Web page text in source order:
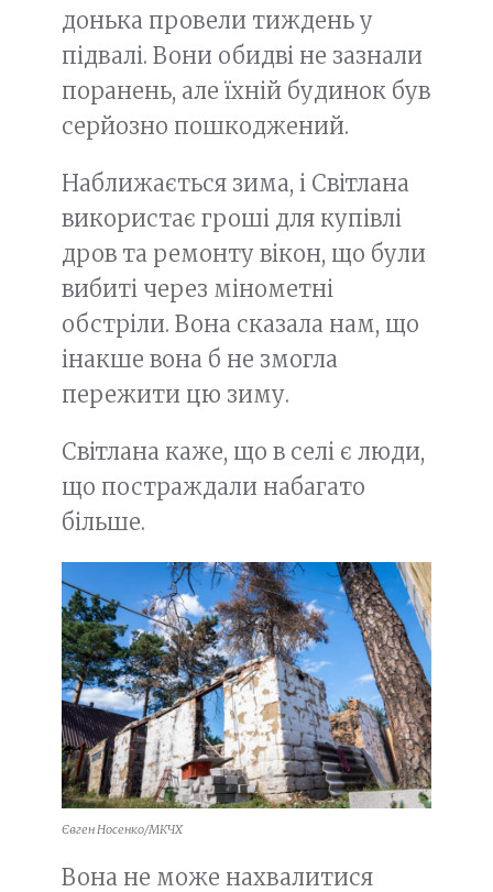
донька провели тиждень у
підвалі. Вони обидві не зазнали
поранень, але їхній будинок був
серйозно пошкоджений.
Наближається зима, і Світлана
використає гроші для купівлі
дров та ремонту вікон, що були
вибиті через мінометні
обстріли. Вона сказала нам, що
інакше вона б не змогла
пережити цю зиму.
Світлана каже, що в селі є люди,
що постраждали набагато
більше.
Євген Носенко/МКЧХ
Вона не може нахвалитися